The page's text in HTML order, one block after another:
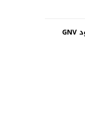
كارول مونتارسولو تقود GNV